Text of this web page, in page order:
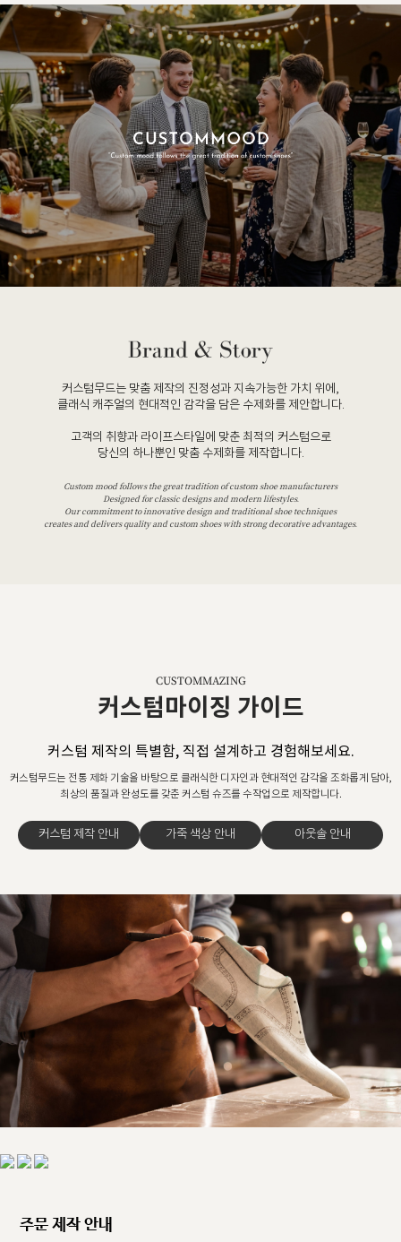
커스텀무드는 맞춤 제작의 진정성과 지속가능한 가치 위에,
클래식 캐주얼의 현대적인 감각을 담은 수제화를 제안합니다.
고객의 취향과 라이프스타일에 맞춘 최적의 커스텀으로
당신의 하나뿐인 맞춤 수제화를 제작합니다.
Custom mood follows the great tradition of custom shoe manufacturers
Designed for classic designs and modern lifestyles.
Our commitment to innovative design and traditional shoe techniques
creates and delivers quality and custom shoes with strong decorative advantages.
CUSTOMMAZING
커스텀마이징 가이드
커스텀 제작의 특별함, 직접 설계하고 경험해보세요.
커스텀무드는 전통 제화 기술을 바탕으로 클래식한 디자인과 현대적인 감각을 조화롭게 담아,
최상의 품질과 완성도를 갖춘 커스텀 슈즈를 수작업으로 제작합니다.
커스텀 제작 안내 가죽 색상 안내 아웃솔 안내
주문 제작 안내